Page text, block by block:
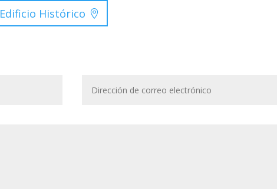
Edificio Histórico